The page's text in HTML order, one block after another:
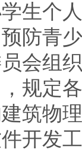
生个
防青
会组
规定
筑物
开发